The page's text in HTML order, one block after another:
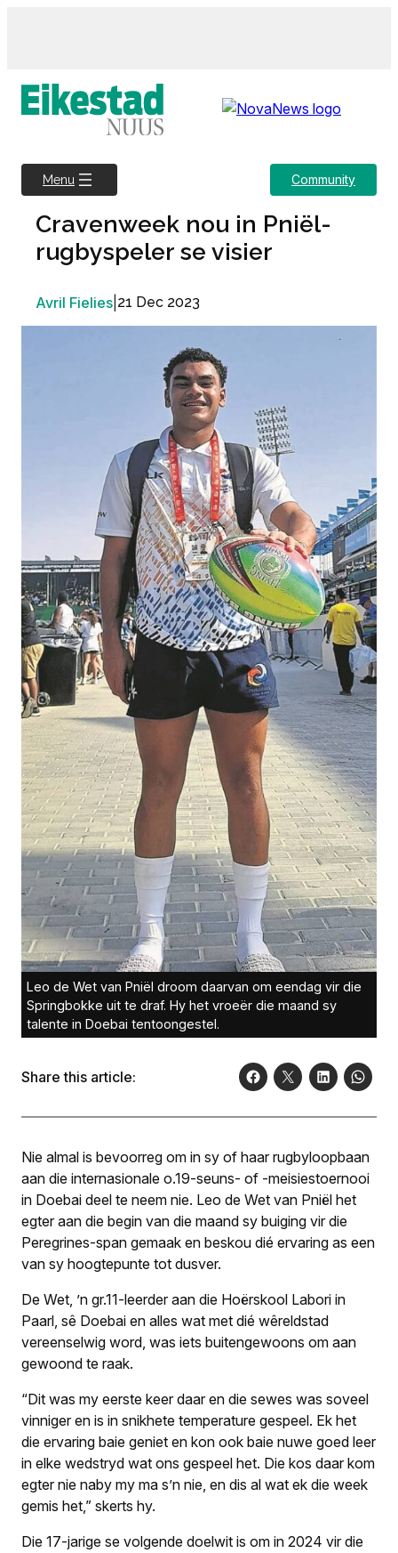
Menu Community
Cravenweek nou in Pniël-
rugbyspeler se visier
Avril Fielies 21 Dec 2023
Leo de Wet van Pniël droom daarvan om eendag vir die
Springbokke uit te draf. Hy het vroeër die maand sy
talente in Doebai tentoongestel.
Share this article:
Nie almal is bevoorreg om in sy of haar rugbyloopbaan
aan die internasionale o.19-seuns- of -meisiestoernooi
in Doebai deel te neem nie. Leo de Wet van Pniël het
egter aan die begin van die maand sy buiging vir die
Peregrines-span gemaak en beskou dié ervaring as een
van sy hoogtepunte tot dusver.
De Wet, ’n gr.11-leerder aan die Hoërskool Labori in
Paarl, sê Doebai en alles wat met dié wêreldstad
vereenselwig word, was iets buitengewoons om aan
gewoond te raak.
“Dit was my eerste keer daar en die sewes was soveel
vinniger en is in snikhete temperature gespeel. Ek het
die ervaring baie geniet en kon ook baie nuwe goed leer
in elke wedstryd wat ons gespeel het. Die kos daar kom
egter nie naby my ma s’n nie, en dis al wat ek die week
gemis het,” skerts hy.
Die 17-jarige se volgende doelwit is om in 2024 vir die